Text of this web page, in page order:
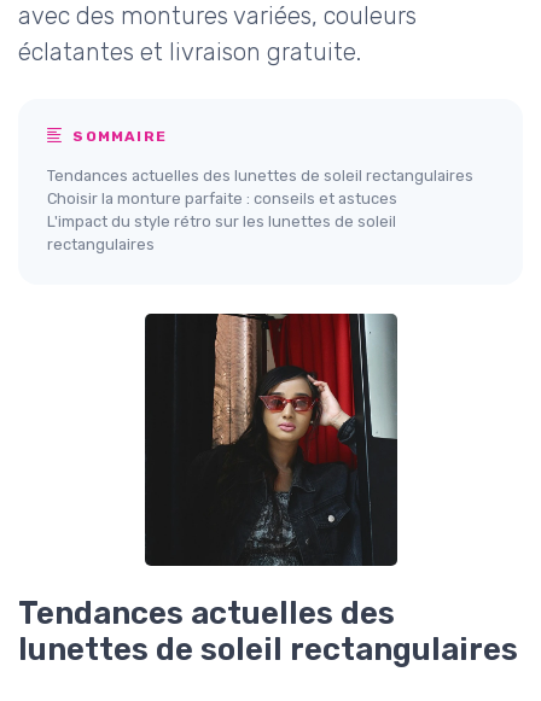
avec des montures variées, couleurs
éclatantes et livraison gratuite.
SOMMAIRE
Tendances actuelles des lunettes de soleil rectangulaires
Choisir la monture parfaite : conseils et astuces
L'impact du style rétro sur les lunettes de soleil
rectangulaires
Tendances actuelles des
lunettes de soleil rectangulaires